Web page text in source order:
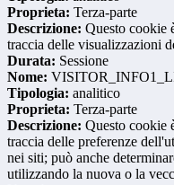
Proprieta: Terza-parte
Descrizione: Questo cookie
traccia delle visualizzazioni
Durata: Sessione
Nome:
Tipologia: analitico
Proprieta: Terza-parte
Descrizione: Questo cookie
traccia delle preferenze
nei siti; può anche
utilizzando la nuova o la